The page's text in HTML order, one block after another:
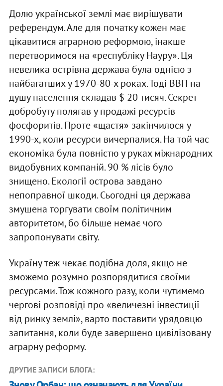
Долю української землі має вирішувати
референдум. Але для початку кожен має
цікавитися аграрною реформою, інакше
перетворимося на «республіку Науру». Ця
невелика острівна держава була однією з
найбагатших у 1970-80-х роках. Тоді ВВП на
душу населення складав $ 20 тисяч. Секрет
добробуту полягав у продажі ресурсів
фосфоритів. Проте «щастя» закінчилося у
1990-х, коли ресурси вичерпалися. На той час
економіка була повністю у руках міжнародних
видобувних компаній. 90 % лісів було
знищено. Екології острова завдано
непоправної шкоди. Сьогодні ця держава
змушена торгувати своїм політичним
авторитетом, бо більше немає чого
запропонувати світу.
Україну теж чекає подібна доля, якщо не
зможемо розумно розпорядитися своїми
ресурсами. Тож кожного разу, коли чутимемо
чергові розповіді про «величезні інвестиції
від ринку землі», варто поставити урядовцю
запитання, коли буде завершено цивілізовану
аграрну реформу.
ДРУГИЕ ЗАПИСИ БЛОГА: